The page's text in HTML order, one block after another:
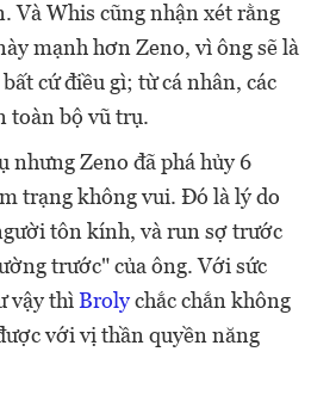
Và Whis cũng nhận xét rằng
mạnh hơn Zeno, vì ông sẽ là
cứ điều gì; từ cá nhân, các
toàn bộ vũ trụ.
nhưng Zeno đã phá hủy 6
trạng không vui. Đó là lý do
tôn kính, và run sợ trước
trước" của ông. Với sức
vậy thì Brolychắc chắn không
với vị thần quyền năng